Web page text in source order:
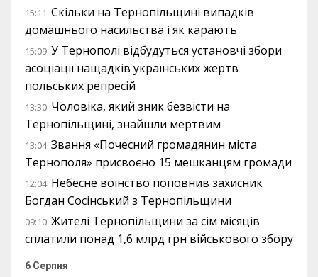
15:11 Скільки на Тернопільщині випадків
домашнього насильства і як карають
15:09 У Тернополі відбудуться установчі збори
асоціації нащадків українських жертв
польських репресій
13:30 Чоловіка, який зник безвісти на
Тернопільщині, знайшли мертвим
13:04 Звання «Почесний громадянин міста
Тернополя» присвоєно 15 мешканцям громади
12:04 Небесне воїнство поповнив захисник
Богдан Сосінський з Тернопільщини
09:10 Жителі Тернопільщини за сім місяців
сплатили понад 1,6 млрд грн військового збору
6 Серпня